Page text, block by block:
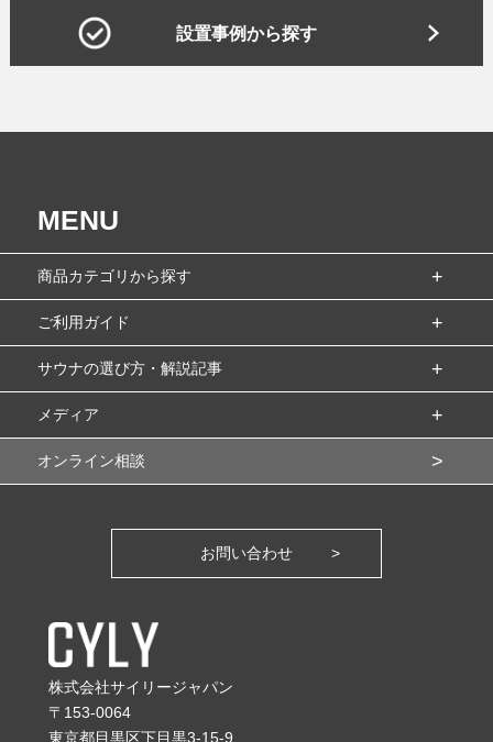
設置事例から探す
MENU
商品カテゴリから探す
ご利用ガイド
サウナの選び方・解説記事
メディア
オンライン相談
お問い合わせ
株式会社サイリージャパン
〒153-0064
東京都目黒区下目黒3-15-9